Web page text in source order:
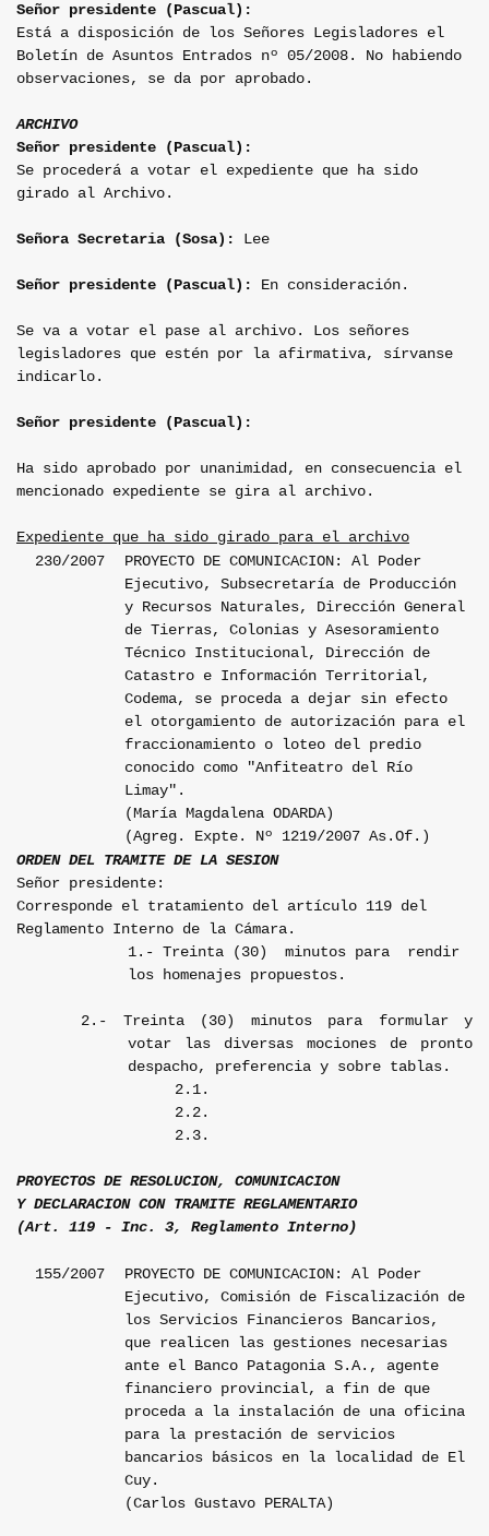
Señor presidente (Pascual):
Está a disposición de los Señores Legisladores el
Boletín de Asuntos Entrados nº 05/2008. No habiendo
observaciones, se da por aprobado.
ARCHIVO
Señor presidente (Pascual):
Se procederá a votar el expediente que ha sido
girado al Archivo.
Señora Secretaria (Sosa): Lee
Señor presidente (Pascual): En consideración.
Se va a votar el pase al archivo. Los señores
legisladores que estén por la afirmativa, sírvanse
indicarlo.
Señor presidente (Pascual):
Ha sido aprobado por unanimidad, en consecuencia el
mencionado expediente se gira al archivo.
Expediente que ha sido girado para el archivo
230/2007
PROYECTO DE COMUNICACION: Al Poder
Ejecutivo, Subsecretaría de Producción
y Recursos Naturales, Dirección General
de Tierras, Colonias y Asesoramiento
Técnico Institucional, Dirección de
Catastro e Información Territorial,
Codema, se proceda a dejar sin efecto
el otorgamiento de autorización para el
fraccionamiento o loteo del predio
conocido como "Anfiteatro del Río
Limay".
(María Magdalena ODARDA)
(Agreg. Expte. Nº 1219/2007 As.Of.)
ORDEN DEL TRAMITE DE LA SESION
Señor presidente:
Corresponde el tratamiento del artículo 119 del
Reglamento Interno de la Cámara.
1.- Treinta (30)
minutos para
rendir
los homenajes propuestos.
2.- Treinta (30) minutos para formular y
votar las diversas mociones de pronto
despacho, preferencia y sobre tablas.
2.1.
2.2.
2.3.
PROYECTOS DE RESOLUCION, COMUNICACION
Y DECLARACION CON TRAMITE REGLAMENTARIO
(Art. 119 - Inc. 3, Reglamento Interno)
155/2007
PROYECTO DE COMUNICACION: Al Poder
Ejecutivo, Comisión de Fiscalización de
los Servicios Financieros Bancarios,
que realicen las gestiones necesarias
ante el Banco Patagonia S.A., agente
financiero provincial, a fin de que
proceda a la instalación de una oficina
para la prestación de servicios
bancarios básicos en la localidad de El
Cuy.
(Carlos Gustavo PERALTA)